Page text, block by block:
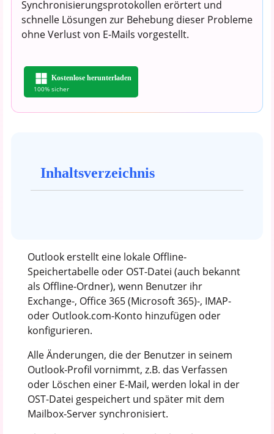
Synchronisierungsprotokollen erörtert und
schnelle Lösungen zur Behebung dieser Probleme
ohne Verlust von E-Mails vorgestellt.
Kostenlose herunterladen
100% sicher
Inhaltsverzeichnis
Outlook erstellt eine lokale Offline-
Speichertabelle oder OST-Datei (auch bekannt
als Offline-Ordner), wenn Benutzer ihr
Exchange-, Office 365 (Microsoft 365)-, IMAP-
oder Outlook.com-Konto hinzufügen oder
konfigurieren.
Alle Änderungen, die der Benutzer in seinem
Outlook-Profil vornimmt, z.B. das Verfassen
oder Löschen einer E-Mail, werden lokal in der
OST-Datei gespeichert und später mit dem
Mailbox-Server synchronisiert.